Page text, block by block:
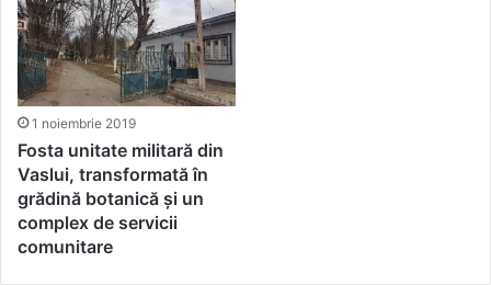
1 noiembrie 2019
Fosta unitate militară din
Vaslui, transformată în
grădină botanică și un
complex de servicii
comunitare